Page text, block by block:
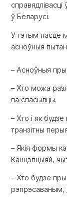
ў Беларусі.
У гэтым пасце
асноўныя
– Асноўныя
– Хто можа
па спасылцы.
– Хто і як
транзітны
– Якія формы
Канцэпцыяй,
– Хто будзе
рэпрэсаваным,